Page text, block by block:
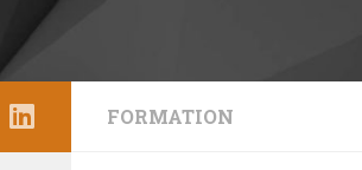
FORMATION